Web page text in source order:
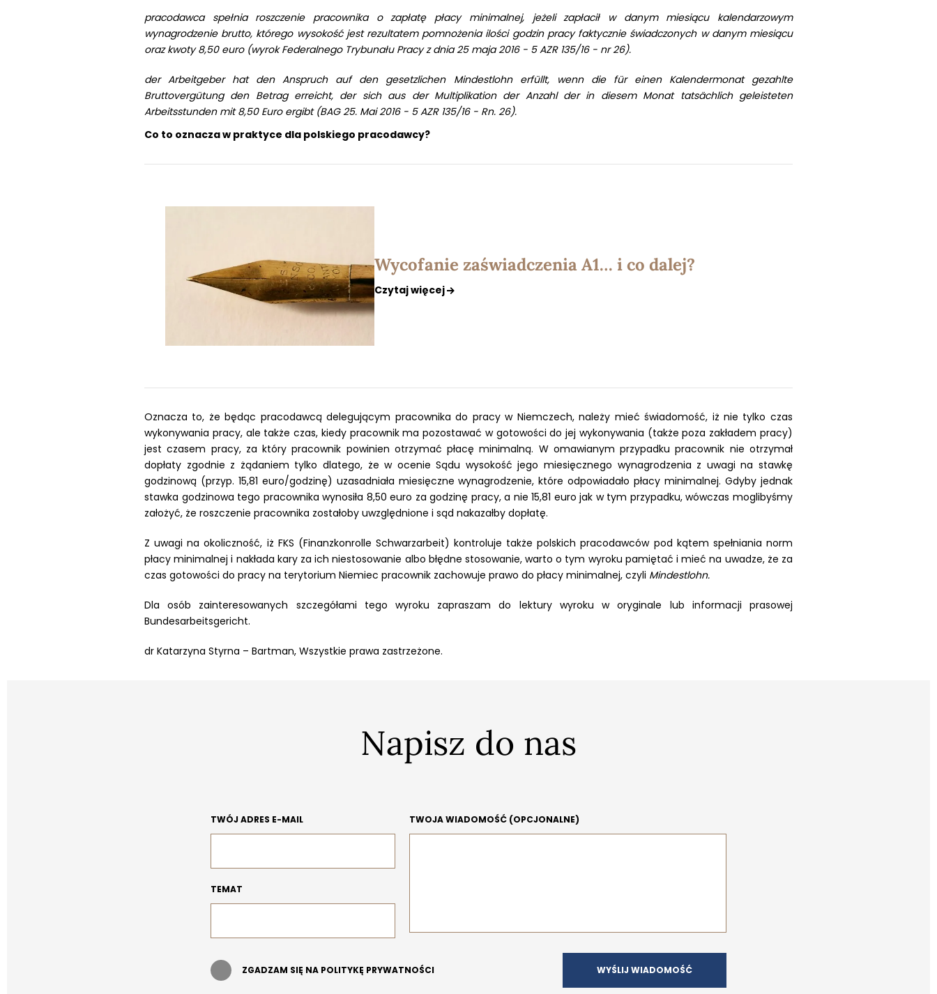
pracodawca spełnia roszczenie pracownika o zapłatę płacy minimalnej, jeżeli zapłacił w danym miesiącu kalendarzowym
wynagrodzenie brutto, którego wysokość jest rezultatem pomnożenia ilości godzin pracy faktycznie świadczonych w danym miesiącu
oraz kwoty 8,50 euro (wyrok Federalnego Trybunału Pracy z dnia 25 maja 2016 - 5 AZR 135/16 - nr 26).
der Arbeitgeber hat den Anspruch auf den gesetzlichen Mindestlohn erfüllt, wenn die für einen Kalendermonat gezahlte
Bruttovergütung den Betrag erreicht, der sich aus der Multiplikation der Anzahl der in diesem Monat tatsächlich geleisteten
Arbeitsstunden mit 8,50 Euro ergibt (BAG 25. Mai 2016 - 5 AZR 135/16 - Rn. 26).
Co to oznacza w praktyce dla polskiego pracodawcy?
Wycofanie zaświadczenia A1… i co dalej?
Czytaj więcej
Oznacza to, że będąc pracodawcą delegującym pracownika do pracy w Niemczech, należy mieć świadomość, iż nie tylko czas
wykonywania pracy, ale także czas, kiedy pracownik ma pozostawać w gotowości do jej wykonywania (także poza zakładem pracy)
jest czasem pracy, za który pracownik powinien otrzymać płacę minimalną. W omawianym przypadku pracownik nie otrzymał
dopłaty zgodnie z żądaniem tylko dlatego, że w ocenie Sądu wysokość jego miesięcznego wynagrodzenia z uwagi na stawkę
godzinową (przyp. 15,81 euro/godzinę) uzasadniała miesięczne wynagrodzenie, które odpowiadało płacy minimalnej. Gdyby jednak
stawka godzinowa tego pracownika wynosiła 8,50 euro za godzinę pracy, a nie 15,81 euro jak w tym przypadku, wówczas moglibyśmy
założyć, że roszczenie pracownika zostałoby uwzględnione i sąd nakazałby dopłatę.
Z uwagi na okoliczność, iż FKS (Finanzkonrolle Schwarzarbeit) kontroluje także polskich pracodawców pod kątem spełniania norm
płacy minimalnej i nakłada kary za ich niestosowanie albo błędne stosowanie, warto o tym wyroku pamiętać i mieć na uwadze, że za
czas gotowości do pracy na terytorium Niemiec pracownik zachowuje prawo do płacy minimalnej, czyli Mindestlohn.
Dla osób zainteresowanych szczegółami tego wyroku zapraszam do lektury wyroku w oryginale lub informacji prasowej
Bundesarbeitsgericht.
dr Katarzyna Styrna – Bartman, Wszystkie prawa zastrzeżone.
Napisz do nas
TWÓJ ADRES E-MAIL
TEMAT
TWOJA WIADOMOŚĆ (OPCJONALNE)
ZGADZAM SIĘ NA POLITYKĘ PRYWATNOŚCI